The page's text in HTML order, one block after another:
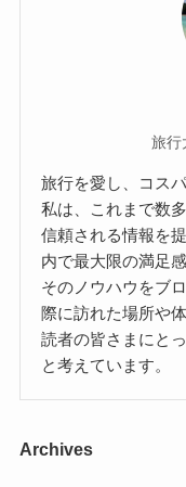
旅行
旅行を愛し、コス
私は、これまで数
信頼される情報を
内で最大限の満足
そのノウハウをブ
際に訪れた場所や
読者の皆さまにと
と考えています。
Archives